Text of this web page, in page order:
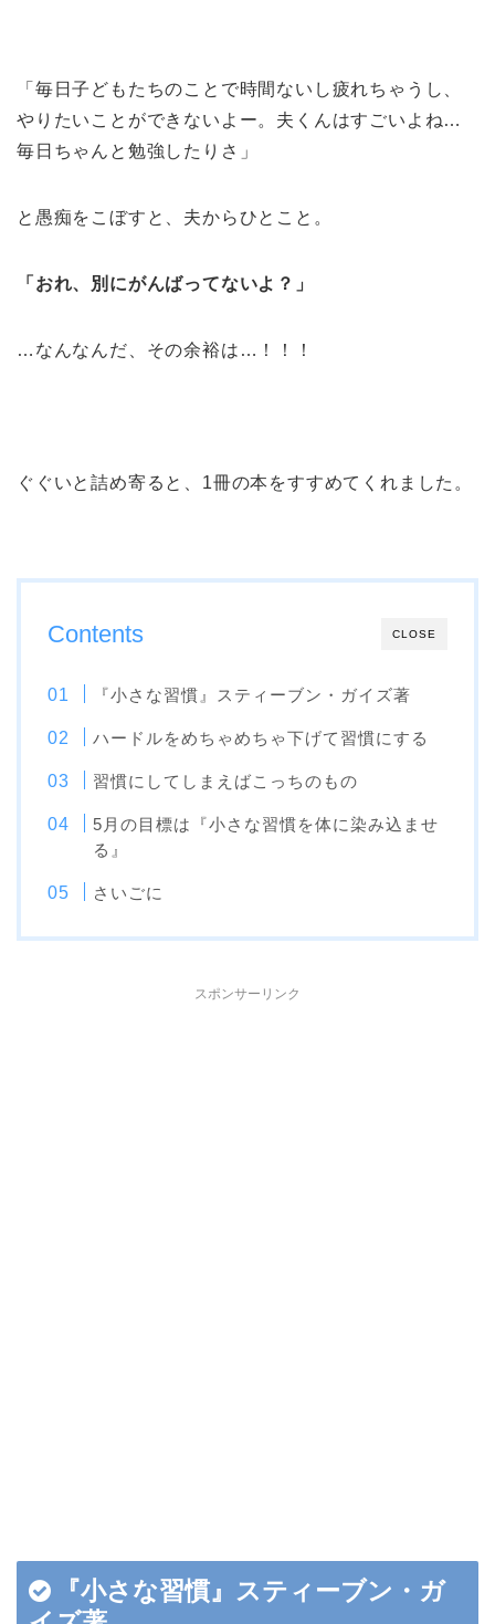
「毎日子どもたちのことで時間ないし疲れちゃうし、
やりたいことができないよー。夫くんはすごいよね…
毎日ちゃんと勉強したりさ」
と愚痴をこぼすと、夫からひとこと。
「おれ、別にがんばってないよ？」
…なんなんだ、その余裕は…！！！
ぐぐいと詰め寄ると、1冊の本をすすめてくれました。
CLOSE
Contents
『小さな習慣』スティーブン・ガイズ著
ハードルをめちゃめちゃ下げて習慣にする
習慣にしてしまえばこっちのもの
5月の目標は『小さな習慣を体に染み込ませ
る』
さいごに
スポンサーリンク
『小さな習慣』スティーブン・ガ